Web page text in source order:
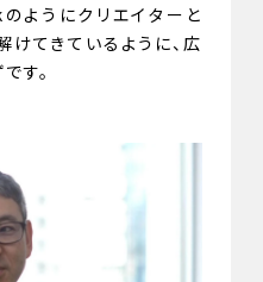
ようにクリエイターと
てきているように、広
す。